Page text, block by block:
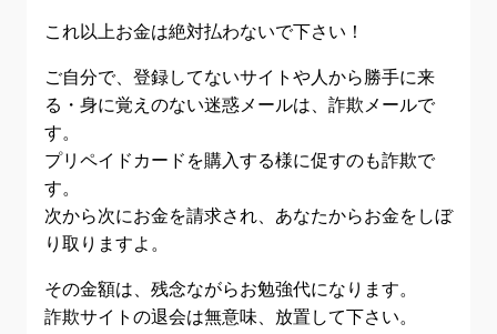
これ以上お金は絶対払わないで下さい！
ご自分で、登録してないサイトや人から勝手に来
る・身に覚えのない迷惑メールは、詐欺メールで
す。
プリペイドカードを購入する様に促すのも詐欺で
す。
次から次にお金を請求され、あなたからお金をしぼ
り取りますよ。
その金額は、残念ながらお勉強代になります。
詐欺サイトの退会は無意味、放置して下さい。